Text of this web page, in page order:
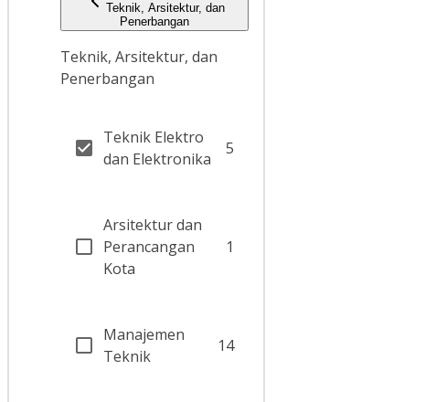
Teknik, Arsitektur, dan
Penerbangan
Teknik, Arsitektur, dan
Penerbangan
Teknik Elektro
dan Elektronika
5
Arsitektur dan
Perancangan
Kota
1
Manajemen
Teknik
14